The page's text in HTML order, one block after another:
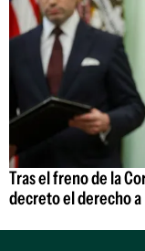
Tras el freno de la
decreto el derecho a